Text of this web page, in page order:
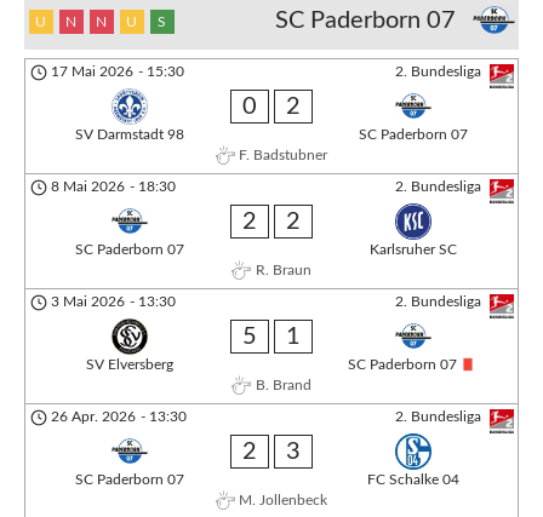
SC Paderborn 07
U N N U S
2. Bundesliga
17 Mai 2026 - 15:30
SV Darmstadt 98
0 2
SC Paderborn 07
F. Badstubner
2. Bundesliga
8 Mai 2026 - 18:30
SC Paderborn 07
2 2
Karlsruher SC
R. Braun
2. Bundesliga
3 Mai 2026 - 13:30
SV Elversberg
5 1
SC Paderborn 07
B. Brand
2. Bundesliga
26 Apr. 2026 - 13:30
SC Paderborn 07
2 3
FC Schalke 04
M. Jollenbeck